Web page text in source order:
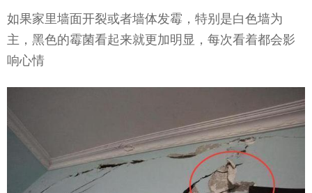
如果家里墙面开裂或者墙体发霉，特别是白色墙为
主，黑色的霉菌看起来就更加明显，每次看着都会影
响心情